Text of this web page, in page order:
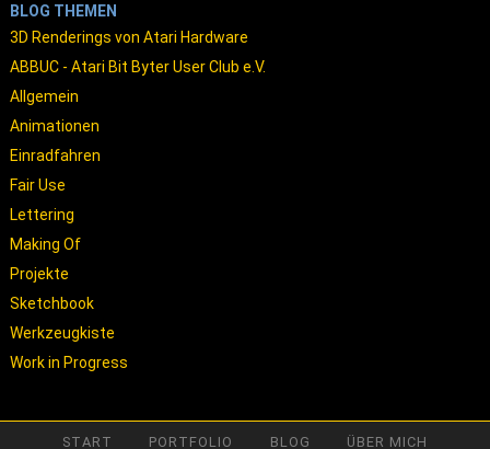
BLOG THEMEN
3D Renderings von Atari Hardware
ABBUC - Atari Bit Byter User Club e.V.
Allgemein
Animationen
Einradfahren
Fair Use
Lettering
Making Of
Projekte
Sketchbook
Werkzeugkiste
Work in Progress
START PORTFOLIO BLOG ÜBER MICH